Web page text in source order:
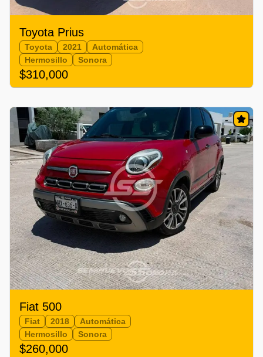
Toyota Prius
Toyota 2021
Automática
Hermosillo
Sonora
$310,000
Fiat 500
Fiat 2018
Automática
Hermosillo
Sonora
$260,000